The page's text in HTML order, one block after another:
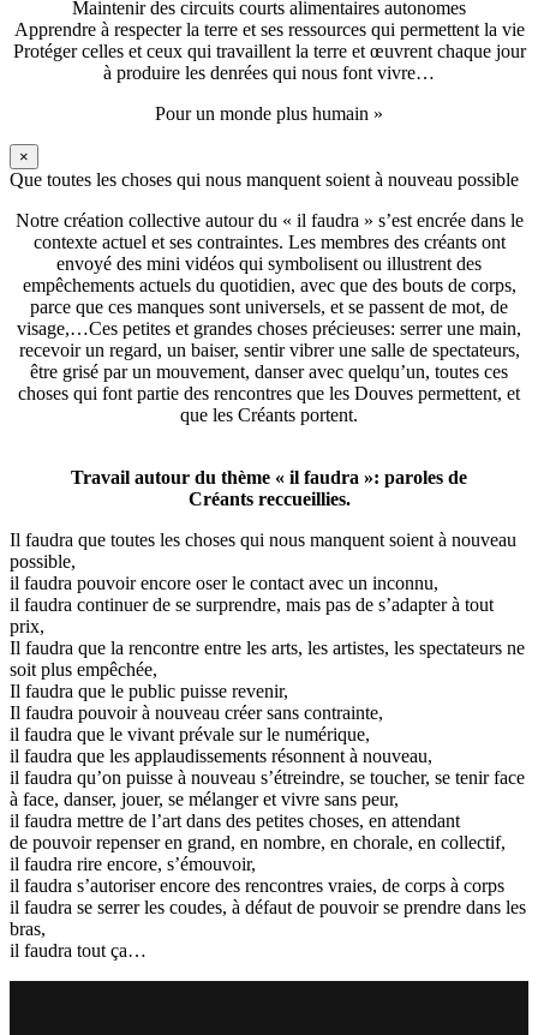
Maintenir des circuits courts alimentaires autonomes
Apprendre à respecter la terre et ses ressources qui permettent la vie
Protéger celles et ceux qui travaillent la terre et œuvrent chaque jour
à produire les denrées qui nous font vivre…
Pour un monde plus humain »
×
Que toutes les choses qui nous manquent soient à nouveau possible
Notre création collective autour du « il faudra » s’est encrée dans le
contexte actuel et ses contraintes. Les membres des créants ont
envoyé des mini vidéos qui symbolisent ou illustrent des
empêchements actuels du quotidien, avec que des bouts de corps,
parce que ces manques sont universels, et se passent de mot, de
visage,…Ces petites et grandes choses précieuses: serrer une main,
recevoir un regard, un baiser, sentir vibrer une salle de spectateurs,
être grisé par un mouvement, danser avec quelqu’un, toutes ces
choses qui font partie des rencontres que les Douves permettent, et
que les Créants portent.
Travail autour du thème « il faudra »: paroles de
Créants reccueillies.
Il faudra que toutes les choses qui nous manquent soient à nouveau
possible,
il faudra pouvoir encore oser le contact avec un inconnu,
il faudra continuer de se surprendre, mais pas de s’adapter à tout
prix,
Il faudra que la rencontre entre les arts, les artistes, les spectateurs ne
soit plus empêchée,
Il faudra que le public puisse revenir,
Il faudra pouvoir à nouveau créer sans contrainte,
il faudra que le vivant prévale sur le numérique,
il faudra que les applaudissements résonnent à nouveau,
il faudra qu’on puisse à nouveau s’étreindre, se toucher, se tenir face
à face, danser, jouer, se mélanger et vivre sans peur,
il faudra mettre de l’art dans des petites choses, en attendant
de pouvoir repenser en grand, en nombre, en chorale, en collectif,
il faudra rire encore, s’émouvoir,
il faudra s’autoriser encore des rencontres vraies, de corps à corps
il faudra se serrer les coudes, à défaut de pouvoir se prendre dans les
bras,
il faudra tout ça…